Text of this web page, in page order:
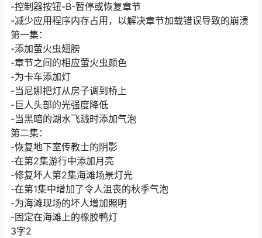
-控制器按钮-B-暂停或恢复章节
-减少应用程序内存占用，以解决章节加载错误导致的崩溃
第一集：
-添加萤火虫翅膀
-章节之间的相应萤火虫颜色
-为卡车添加灯
-当尼娜把灯从房子调到桥上
-巨人头部的光强度降低
-当黑暗的湖水飞溅时添加气泡
第二集：
-恢复地下室传教士的阴影
-在第2集游行中添加月亮
-修复坏人第2集海滩场景灯光
-在第1集中增加了令人沮丧的秋季气泡
-为海滩现场的坏人增加照明
-固定在海滩上的橡胶鸭灯
3字2